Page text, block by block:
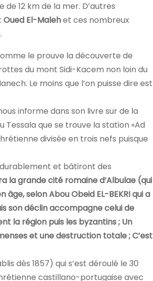
12 km de la mer. D’autres
Oued El-Malehet ces nombreux
le prouve la découverte de
du mont Sidi-Kacem non loin du
Le moins que l’on puisse dire est
informe dans son livre sur de la
que se trouve la station «Ad
divisée en trois nefs puisque
durablement et bâtiront des
la grande cité romaine d’Albulae (qui
selon Abou Obeid EL-BEKRI qui a
son déclin accompagne celui de
la région puis les byzantins ; Un
et une destruction totale ; C’est
dès 1857) qui s’est déroulé le 30
castillano-portugaise avec